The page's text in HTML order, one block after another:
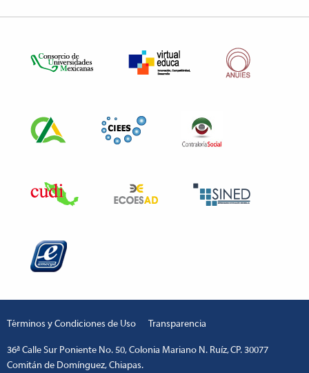
Términos y Condiciones de Uso Transparencia
36ª Calle Sur Poniente No. 50, Colonia Mariano N. Ruíz, CP. 30077
Comitán de Domínguez, Chiapas.